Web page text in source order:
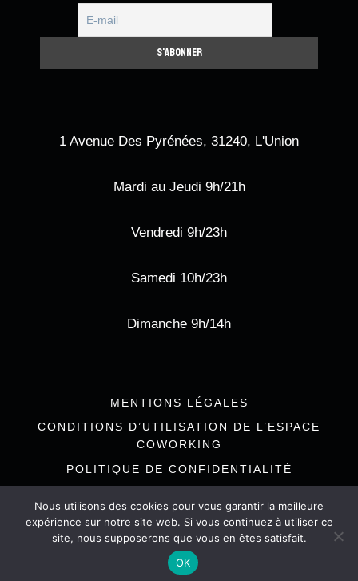
1 Avenue Des Pyrénées, 31240, L'Union
Mardi au Jeudi 9h/21h
Vendredi 9h/23h
Samedi 10h/23h
Dimanche 9h/14h
MENTIONS LÉGALES
CONDITIONS D’UTILISATION DE L’ESPACE
COWORKING
POLITIQUE DE CONFIDENTIALITÉ
© 2026 L'Estanquet de l'Olivier à l'Union
Nous utilisons des cookies pour vous garantir la meilleure
expérience sur notre site web. Si vous continuez à utiliser ce
site, nous supposerons que vous en êtes satisfait.
OK